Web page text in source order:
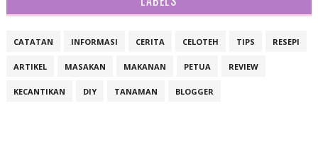
CATATAN INFORMASI CERITA CELOTEH TIPS RESEPI
ARTIKEL MASAKAN MAKANAN PETUA REVIEW
KECANTIKAN DIY TANAMAN BLOGGER